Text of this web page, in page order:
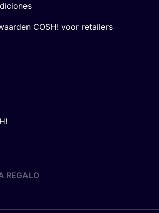
COSH! voor retailers
REGALO